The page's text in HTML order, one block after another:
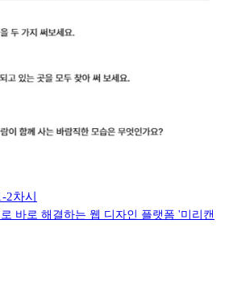
2차시
바로 해결하는 웹 디자인 플랫폼 '미리캔